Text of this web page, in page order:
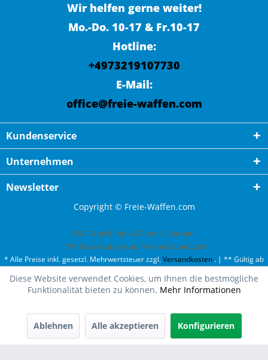
Wir helfen gerne weiter!
Mo.-Do. 10-17 & Fr.10-17
Hotline:
+4973219107730
E-Mail:
office@freie-waffen.com
Kundenservice
Unternehmen
Newsletter
Copyright © Freie-Waffen.com
ESC GmbH hat 4,87von 5Sternen
| 791 Bewertungen auf ProvenExpert.com
* Alle Preise inkl. gesetzl. Mehrwertsteuer zzgl.Versandkosten . | ** Gültig ab
50¤ Bestellwert und einmal pro Kunde. | *** Innerhalb Deutschland,
ausgenommen Gefahrgut. Weitere Ländern finden Sie unterVersandkosten
Diese Website verwendet Cookies, um Ihnen die bestmögliche
Funktionalität bieten zu können. Mehr Informationen
Ablehnen Alle akzeptieren Konfigurieren